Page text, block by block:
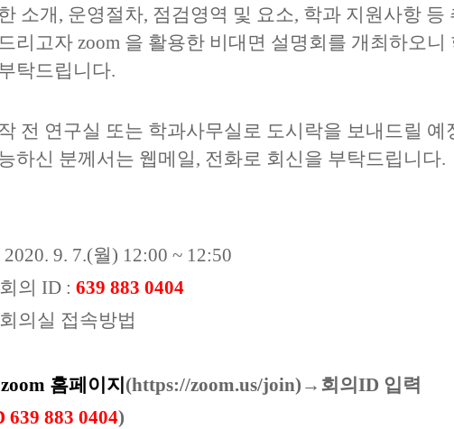
소개, 운영절차, 점검영역 및 요소, 학과 지원사항 등
리고자 zoom 을 활용한 비대면 설명회를 개최하오니
탁드립니다.
전 연구실 또는 학과사무실로 도시락을 보내드릴 예
하신 분께서는 웹메일, 전화로 회신을 부탁드립니다.
9. 7.(월) 12:00 ~ 12:50
의 ID : 639 883 0404
의실 접속방법
홈페이지 (https://zoom.us/join)→ 회의ID 입력
639 883 0404)